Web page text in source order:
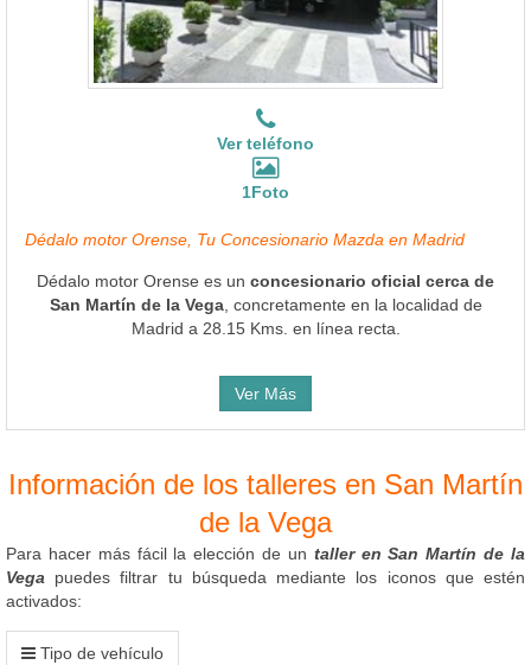
Ver teléfono
1Foto
Dédalo motor Orense, Tu Concesionario Mazda en Madrid
Dédalo motor Orense es un concesionario oficial cerca de
San Martín de la Vega, concretamente en la localidad de
Madrid a 28.15 Kms. en línea recta.
Ver Más
Información de los talleres en San Martín
de la Vega
Para hacer más fácil la elección de un taller en San Martín de la
Vega puedes filtrar tu búsqueda mediante los iconos que estén
activados:
Tipo de vehículo